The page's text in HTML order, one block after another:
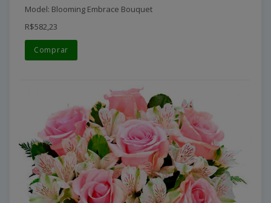
Model: Blooming Embrace Bouquet
R$582,23
Comprar